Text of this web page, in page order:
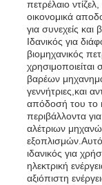
πετρέλαιο
οικονομικά
για συνεχείς και
Ιδανικός για
βιομηχανικός
βαρέων
γεννήτριες,και
απόδοσή του το
περιβάλλοντα
αλέτριων
ιδανικός για
ηλεκτρική
αξιόπιστη